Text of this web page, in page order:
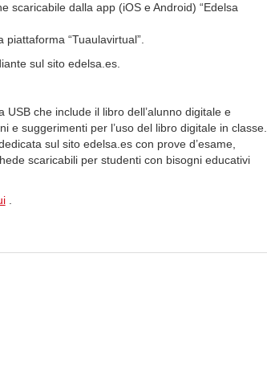
scaricabile dalla app (iOS e Android) “Edelsa
“Tuaulavirtual”.
sul sito edelsa.es.
USB che include il libro dell’alunno digitale e
e suggerimenti per l’uso del libro digitale in classe.
sul sito edelsa.es con prove d’esame,
scaricabili per studenti con bisogni educativi
.